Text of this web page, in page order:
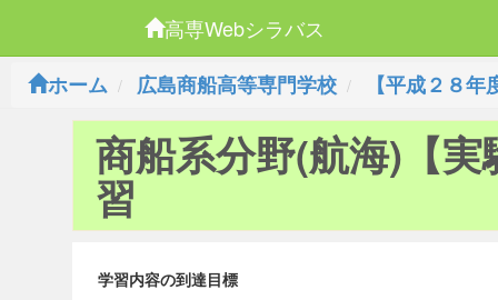
高専Webシラバス
ホーム
広島商船高等専門学校 【平成２８
商船系分野(航海)【
習
学習内容の到達目標